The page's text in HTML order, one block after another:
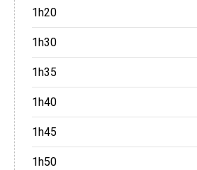
1h20
1h30
1h35
1h40
1h45
1h50